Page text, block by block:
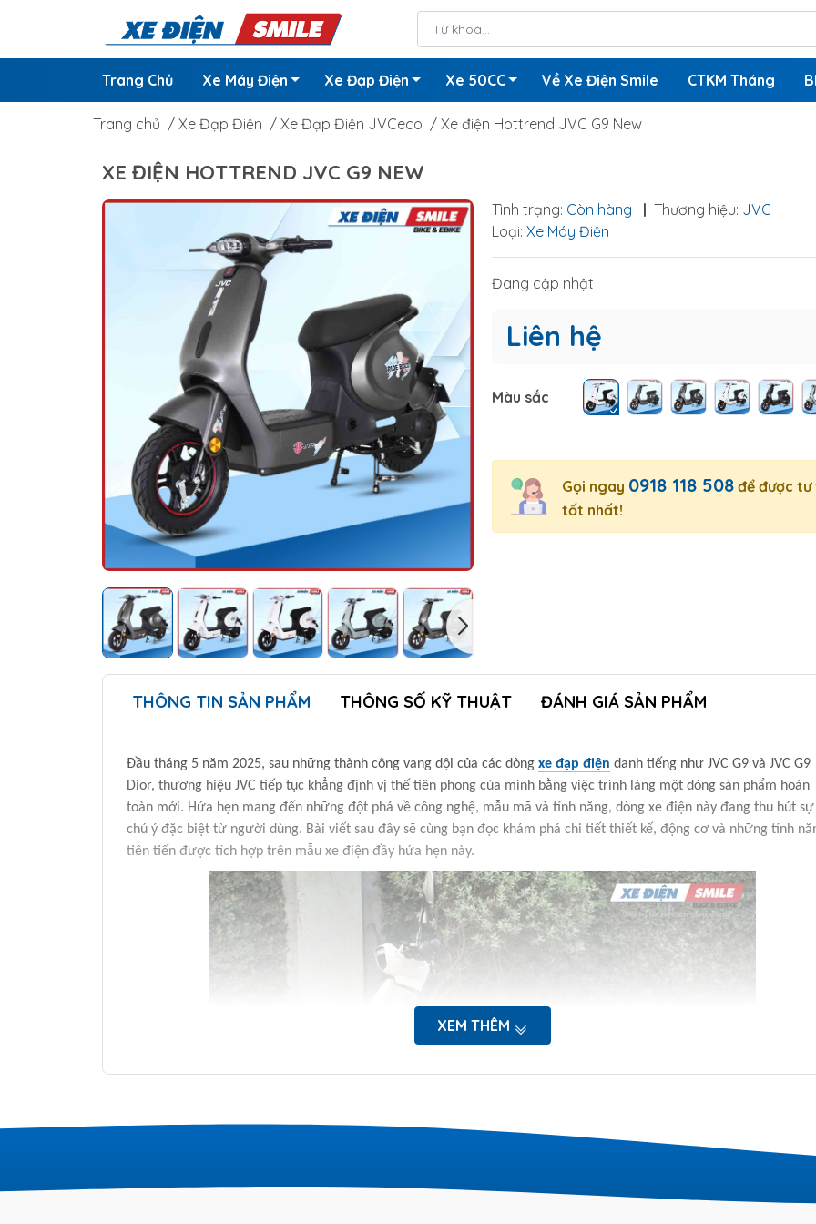
Trang Chủ Xe Máy Điện Xe Đạp Điện Xe 50CC Về Xe Điện Smile CTKM Tháng
Trang chủ / Xe Đạp Điện / Xe Đạp Điện JVCeco / Xe điện Hottrend JVC G9 New
XE ĐIỆN HOTTREND JVC G9 NEW
Tình trạng: Còn hàng | Thương hiệu: JVC
Loại: Xe Máy Điện
Đang cập nhật
Liên hệ
Màu sắc
Gọi ngay 0918 118 508để được tư
tốt nhất!
THÔNG TIN SẢN PHẨM THÔNG SỐ KỸ THUẬT ĐÁNH GIÁ SẢN PHẨM
Đầu tháng 5 năm 2025, sau những thành công vang dội của các dòng xe đạp điện danh tiếng như JVC G9 và JVC G9
Dior, thương hiệu JVC tiếp tục khẳng định vị thế tiên phong của mình bằng việc trình làng một dòng sản phẩm hoàn
toàn mới. Hứa hẹn mang đến những đột phá về công nghệ, mẫu mã và tính năng, dòng xe điện này đang thu hút sự
chú ý đặc biệt từ người dùng. Bài viết sau đây sẽ cùng bạn đọc khám phá chi tiết thiết kế, động cơ và những tính
tiên tiến được tích hợp trên mẫu xe điện đầy hứa hẹn này.
XEM THÊM